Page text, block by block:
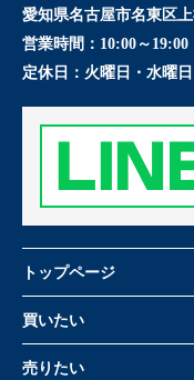
愛知県名古屋市名東区
営業時間： 10:00～19:00
定休日： 火曜日・水曜日
トップページ
買いたい
売りたい